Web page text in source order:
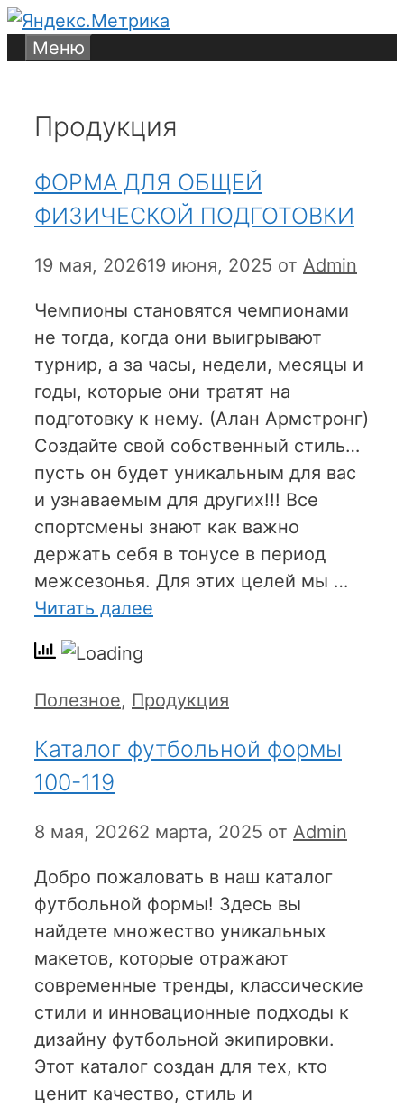
Меню
Продукция
ФОРМА ДЛЯ ОБЩЕЙ
ФИЗИЧЕСКОЙ ПОДГОТОВКИ
19 мая, 202619 июня, 2025 от Admin
Чемпионы становятся чемпионами
не тогда, когда они выигрывают
турнир, а за часы, недели, месяцы и
годы, которые они тратят на
подготовку к нему. (Алан Армстронг)
Создайте свой собственный стиль…
пусть он будет уникальным для вас
и узнаваемым для других!!! Все
спортсмены знают как важно
держать себя в тонусе в период
межсезонья. Для этих целей мы …
Читать далее
Рубрики
Полезное, Продукция
Каталог футбольной формы
100-119
8 мая, 20262 марта, 2025 от Admin
Добро пожаловать в наш каталог
футбольной формы! Здесь вы
найдете множество уникальных
макетов, которые отражают
современные тренды, классические
стили и инновационные подходы к
дизайну футбольной экипировки.
Этот каталог создан для тех, кто
ценит качество, стиль и